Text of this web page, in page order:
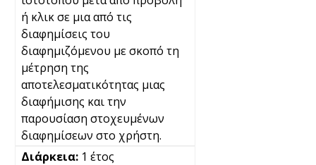
ή κλικ σε μια από τις
διαφημίσεις του
διαφημιζόμενου με σκοπό τη
μέτρηση της
αποτελεσματικότητας μιας
διαφήμισης και την
παρουσίαση στοχευμένων
διαφημίσεων στο χρήστη.
1 έτος